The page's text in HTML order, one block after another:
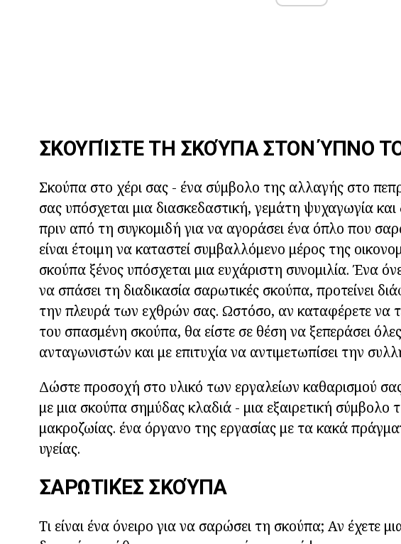
ΣΚΟΥΠΊΣΤΕ ΤΗ ΣΚΟΎΠΑ ΣΤΟΝ ΎΠΝΟ
Σκούπα στο χέρι σας - ένα σύμβολο της αλλαγής στο
σας υπόσχεται μια διασκεδαστική, γεμάτη ψυχαγωγία
πριν από τη συγκομιδή για να αγοράσει ένα όπλο που
είναι έτοιμη να καταστεί συμβαλλόμενο μέρος της
σκούπα ξένος υπόσχεται μια ευχάριστη συνομιλία. Ένα
να σπάσει τη διαδικασία σαρωτικές σκούπα, προτείνει
την πλευρά των εχθρών σας. Ωστόσο, αν καταφέρετε να
του σπασμένη σκούπα, θα είστε σε θέση να ξεπεράσει
ανταγωνιστών και με επιτυχία να αντιμετωπίσει την
Δώστε προσοχή στο υλικό των εργαλείων καθαρισμού
με μια σκούπα σημύδας κλαδιά - μια εξαιρετική σύμβολο
μακροζωίας. ένα όργανο της εργασίας με τα κακά
υγείας.
ΣΑΡΩΤΙΚΈΣ ΣΚΟΎΠΑ
Τι είναι ένα όνειρο για να σαρώσει τη σκούπα; Αν έχετε